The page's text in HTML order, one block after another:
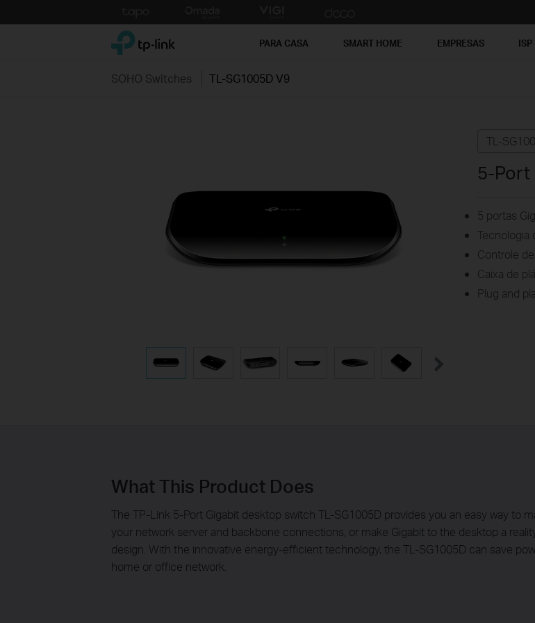
to
TP-Link, Reliably Smart PARA CASA SMART HOME EMPRESAS ISP
SOHO Switches TL-SG1005D V9
TL-
5-Port
5 portas
Tecnologia
Controle
Caixa de
Plug and
What This Product Does
The TP-Link 5-Port Gigabit desktop switch TL-SG1005D provides you an easy way to
your network server and backbone connections, or make Gigabit to the desktop a
design. With the innovative energy-efficient technology, the TL-SG1005D can save
home or office network.